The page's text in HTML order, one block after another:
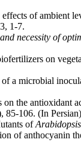
of ambient
1-7.
necessity of
on
a microbial
the antioxidant
85-106. (In
of
of anthocyanin